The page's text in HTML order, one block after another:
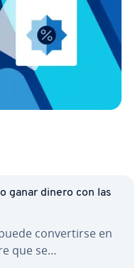
ganar dinero con las
co­n­ve­r­ti­r­se en
que se…